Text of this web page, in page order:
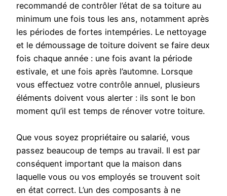
recommandé de contrôler l’état de sa toiture au
minimum une fois tous les ans, notamment après
les périodes de fortes intempéries. Le nettoyage
et le démoussage de toiture doivent se faire deux
fois chaque année : une fois avant la période
estivale, et une fois après l’automne. Lorsque
vous effectuez votre contrôle annuel, plusieurs
éléments doivent vous alerter : ils sont le bon
moment qu’il est temps de rénover votre toiture.
Que vous soyez propriétaire ou salarié, vous
passez beaucoup de temps au travail. Il est par
conséquent important que la maison dans
laquelle vous ou vos employés se trouvent soit
en état correct. L’un des composants à ne